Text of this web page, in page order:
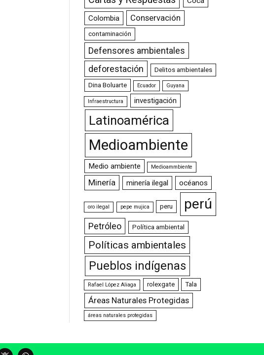
Colombia
Conservación
contaminación
Defensores ambientales
deforestación
Delitos ambientales
Dina Boluarte Ecuador Guyana
Infraestructura investigación
Latinoamérica
Medioambiente
Medio ambiente Medioammbiente
Minería minería ilegal océanos
oro ilegal pepe mujica peru perú
Petróleo Política ambiental
Políticas ambientales
Pueblos indígenas
Rafael López Aliaga rolexgate Tala
Áreas Naturales Protegidas
áreas naturales protegidas